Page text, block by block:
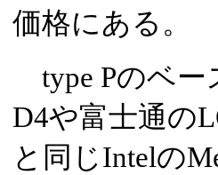
価格にある。
type Pのベー
D4や富士通の
と同じIntelの